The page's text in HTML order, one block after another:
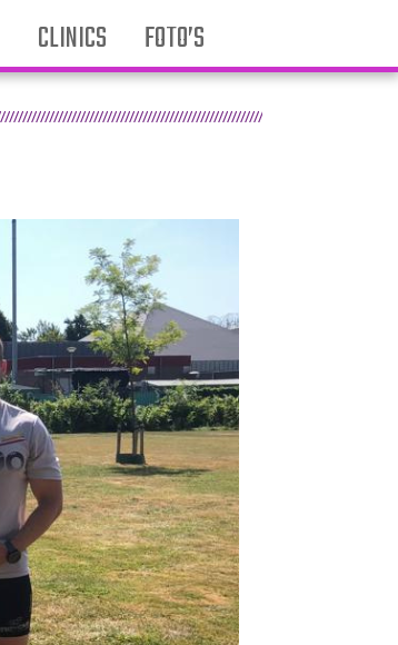
CLINICS FOTO’S